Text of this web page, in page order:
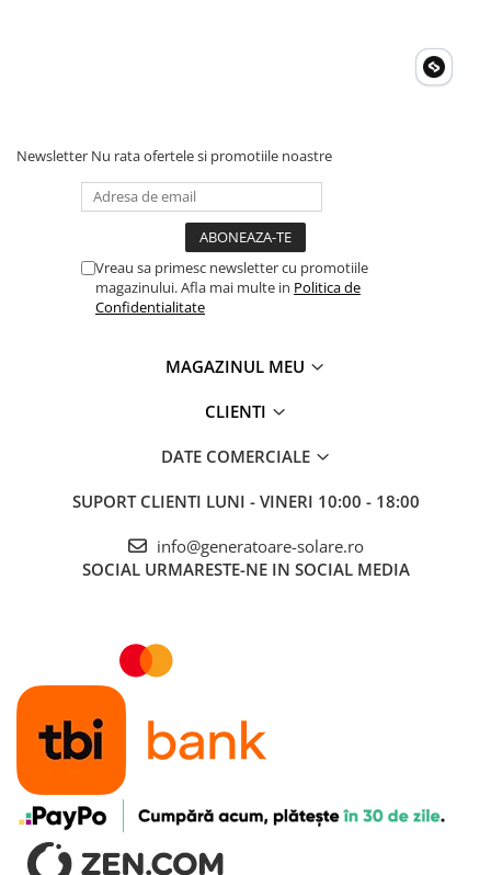
Newsletter Nu rata ofertele si promotiile noastre
Vreau sa primesc newsletter cu promotiile
magazinului. Afla mai multe in Politica de
Confidentialitate
MAGAZINUL MEU
CLIENTI
DATE COMERCIALE
SUPORT CLIENTI LUNI - VINERI 10:00 - 18:00
info@generatoare-solare.ro
SOCIAL URMARESTE-NE IN SOCIAL MEDIA